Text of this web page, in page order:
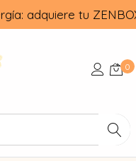
adquiere tu
0